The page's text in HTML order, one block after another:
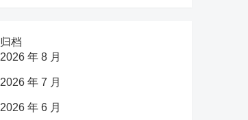
归档
2026 年 8 月
2026 年 7 月
2026 年 6 月